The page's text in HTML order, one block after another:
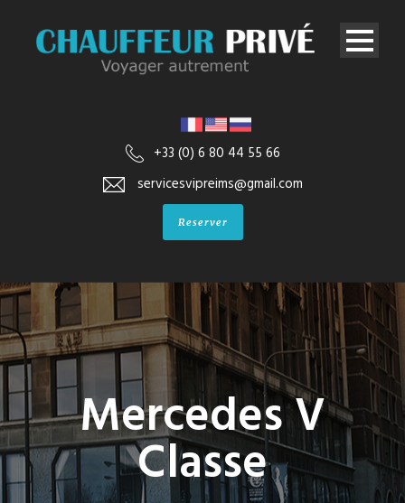
+33 (0) 6 80 44 55 66
servicesvipreims@gmail.com
Reserver
Mercedes V
Classe